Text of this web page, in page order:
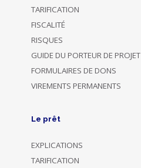
TARIFICATION
FISCALITÉ
RISQUES
GUIDE DU PORTEUR DE PROJET
FORMULAIRES DE DONS
VIREMENTS PERMANENTS
Le prêt
EXPLICATIONS
TARIFICATION